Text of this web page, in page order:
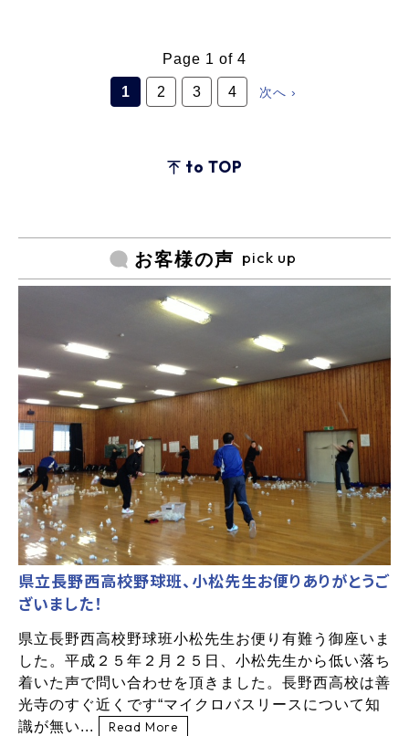
Page 1 of 4
1 2 3 4 次へ ›
to TOP
お客様の声 pick up
県立長野西高校野球班、小松先生お便りありがとうご
ざいました！
県立長野西高校野球班小松先生お便り有難う御座いま
した。平成２５年２月２５日、小松先生から低い落ち
着いた声で問い合わせを頂きました。長野西高校は善
光寺のすぐ近くです“マイクロバスリースについて知
識が無い...
Read More